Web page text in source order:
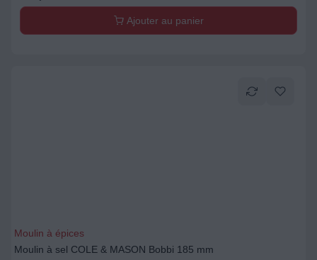
Ajouter au panier
Moulin à épices
Moulin à sel COLE & MASON Bobbi 185 mm